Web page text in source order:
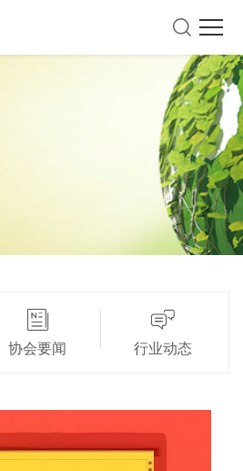
协会要闻 行业动态